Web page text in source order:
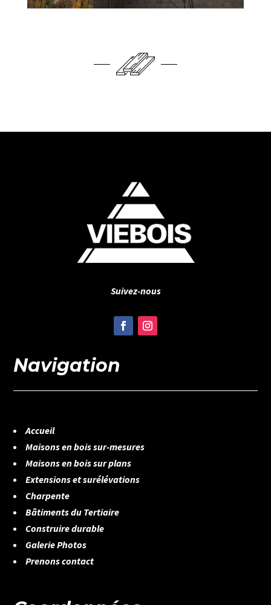
Suivez-nous
Navigation
Accueil
Maisons en bois sur-mesures
Maisons en bois sur plans
Extensions et surélévations
Charpente
Bâtiments du Tertiaire
Construire durable
Galerie Photos
Prenons contact